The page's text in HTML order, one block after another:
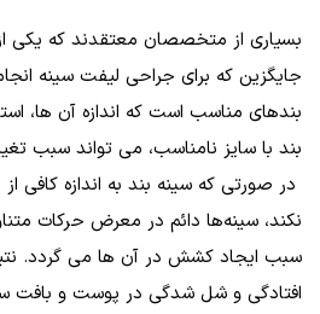
بسیاری از متخصصان معتقدند که یکی
جایگزین که برای جراحی لیفت سینه
بندهای مناسب است که اندازه آن‌ ها،
بند با سایز نامناسب، می تواند سبب
در صورتی که سینه‌ بند به اندازه کافی از
نکند، سینه‌ها دائم در معرض حرکات
سبب ایجاد کشش در آن‌ ها می گردد.
افتادگی و شل‌ شدگی در پوست و بافت